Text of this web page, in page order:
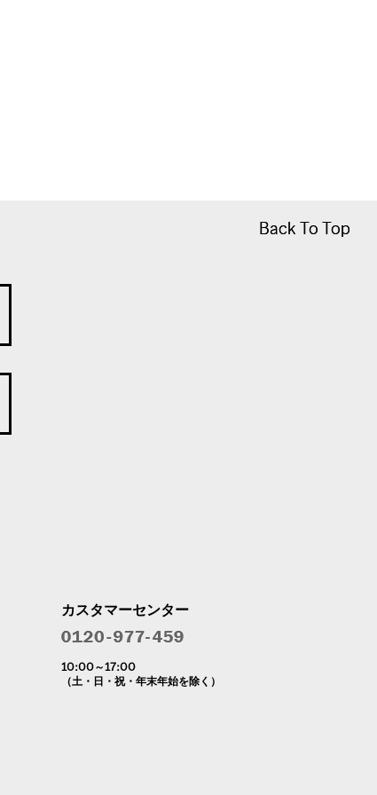
Back To Top
Back To Top
カスタマーセンター
10:00～17:00
（土・日・祝・年末年始を除く）